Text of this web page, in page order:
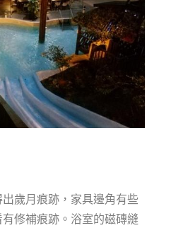
出歲月痕跡，家具邊角有些
修補痕跡。浴室的磁磚縫